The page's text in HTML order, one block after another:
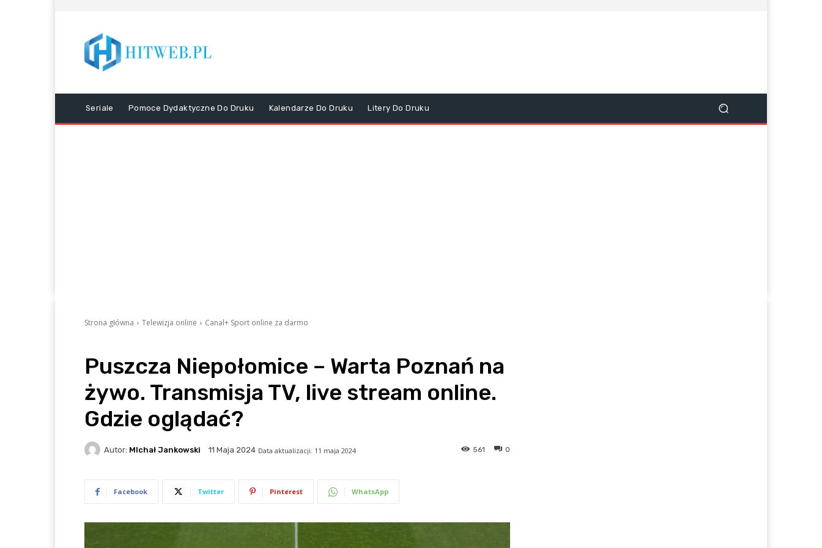
Seriale Pomoce Dydaktyczne Do Druku Kalendarze Do Druku Litery Do Druku
Strona główna Telewizja online Canal+ Sport online za darmo
Puszcza Niepołomice – Warta Poznań na
żywo. Transmisja TV, live stream online.
Gdzie oglądać?
Autor: MIchał Jankowski 11 Maja 2024 Data aktualizacji: 11 maja 2024 0
561
Facebook Twitter Pinterest WhatsApp